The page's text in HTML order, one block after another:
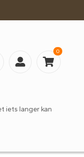
0
iets langer kan